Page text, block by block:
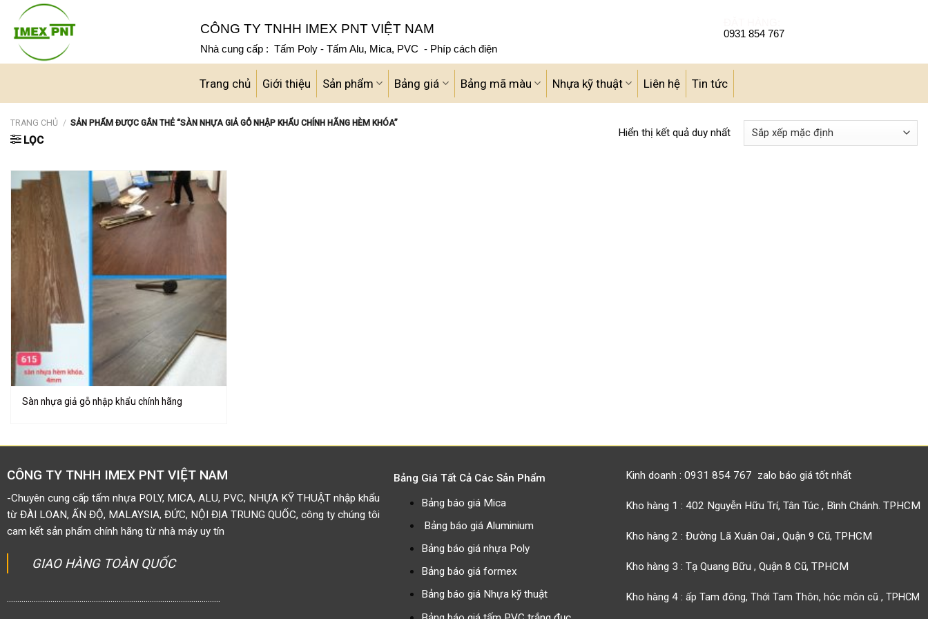
content
CÔNG TY TNHH IMEX PNT VIỆT NAM
Nhà cung cấp : Tấm Poly - Tấm Alu, Mica, PVC - Phíp cách điện
0931 854 767
Trang chủ Giới thiệu Sản phẩm Bảng giá Bảng mã màu Nhựa kỹ thuật Liên hệ Tin tức
TRANG CHỦ / SẢN PHẨM ĐƯỢC GẮN THẺ “SÀN NHỰA GIẢ GỖ NHẬP KHẨU CHÍNH HÃNG HÈM KHÓA”
LỌC
Hiển thị kết quả duy nhất
Sàn nhựa giả gỗ nhập khẩu chính hãng
CÔNG TY TNHH IMEX PNT VIỆT NAM
-Chuyên cung cấp tấm nhựa POLY, MICA, ALU, PVC, NHỰA KỸ THUẬT nhập khẩu
từ ĐÀI LOAN, ẤN ĐỘ, MALAYSIA, ĐỨC, NỘI ĐỊA TRUNG QUỐC, công ty chúng tôi
cam kết sản phẩm chính hãng từ nhà máy uy tín
GIAO HÀNG TOÀN QUỐC
Bảng Giá Tất Cả Các Sản Phẩm
Bảng báo giá Mica
Bảng báo giá Aluminium
Bảng báo giá nhựa Poly
Bảng báo giá formex
Bảng báo giá Nhựa kỹ thuật
Kinh doanh : 0931 854 767 zalo báo giá tốt nhất
Kho hàng 1 : 402 Nguyễn Hữu Trí, Tân Túc , Bình Chánh. TPHCM
Kho hàng 2 : Đường Lã Xuân Oai , Quận 9 Cũ, TPHCM
Kho hàng 3 : Tạ Quang Bữu , Quận 8 Cũ, TPHCM
Kho hàng 4 : ấp Tam đông, Thới Tam Thôn, hóc môn cũ , TPHCM